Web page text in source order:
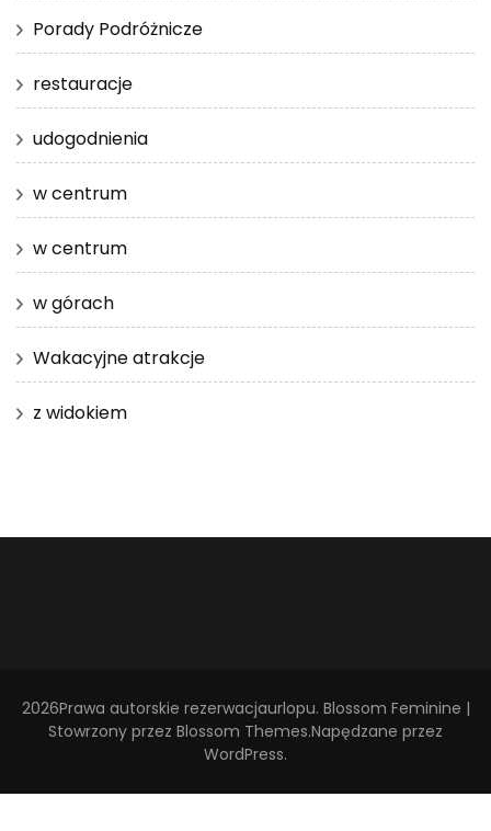
Porady Podróżnicze
restauracje
udogodnienia
w centrum
w centrum
w górach
Wakacyjne atrakcje
z widokiem
2026Prawa autorskie rezerwacjaurlopu. Blossom Feminine |
Stowrzony przez Blossom Themes.Napędzane przez
WordPress.